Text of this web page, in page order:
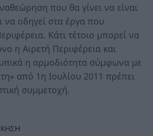
που θα γίνει να είναι
να οδηγεί στα έργα που
Κάτι τέτοιο μπορεί να
η Αιρετή Περιφέρεια και
η αρμοδιότητα σύμφωνα με
από 1η Ιουλίου 2011 πρέπει
συμμετοχή.